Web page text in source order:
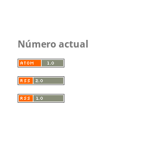
Número actual